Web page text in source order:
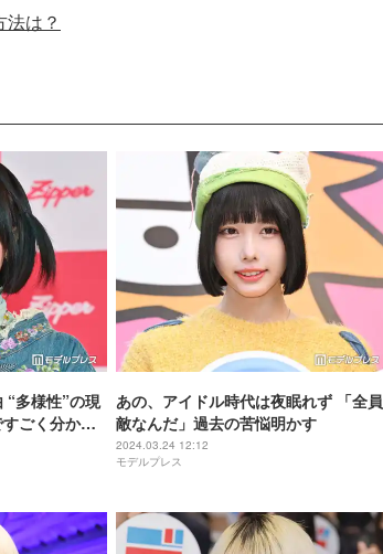
は？
“多様性”の現
ごく分か
あの、アイドル時代は夜眠れず 「全員
敵なんだ」過去の苦悩明かす
2024.03.24 12:12
モデルプレス